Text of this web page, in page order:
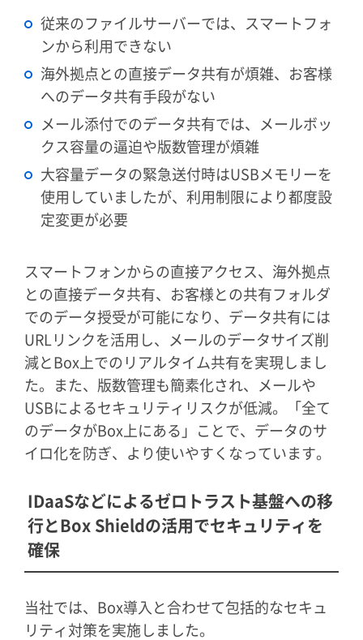
従来のファイルサーバーでは、スマートフォ
ンから利用できない
海外拠点との直接データ共有が煩雑、お客様
へのデータ共有手段がない
メール添付でのデータ共有では、メールボッ
クス容量の逼迫や版数管理が煩雑
大容量データの緊急送付時はUSBメモリーを
使用していましたが、利用制限により都度設
定変更が必要
スマートフォンからの直接アクセス、海外拠点
との直接データ共有、お客様との共有フォルダ
でのデータ授受が可能になり、データ共有には
URLリンクを活用し、メールのデータサイズ削
減とBox上でのリアルタイム共有を実現しまし
た。また、版数管理も簡素化され、メールや
USBによるセキュリティリスクが低減。「全て
のデータがBox上にある」ことで、データのサ
イロ化を防ぎ、より使いやすくなっています。
IDaaSなどによるゼロトラスト基盤への移
行とBox Shieldの活用でセキュリティを
確保
当社では、Box導入と合わせて包括的なセキュ
リティ対策を実施しました。